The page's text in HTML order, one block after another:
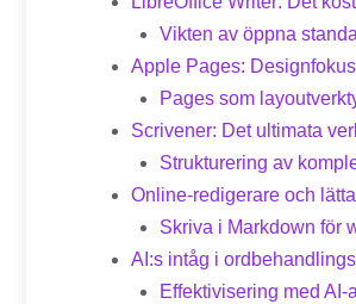
Vikten av öppna
Apple Pages:
Pages som
Scrivener: Det ultimata
Strukturering av
Online-redigerare och
Skriva i Markdown för
AI:s intåg i
Effektivisering med AI-